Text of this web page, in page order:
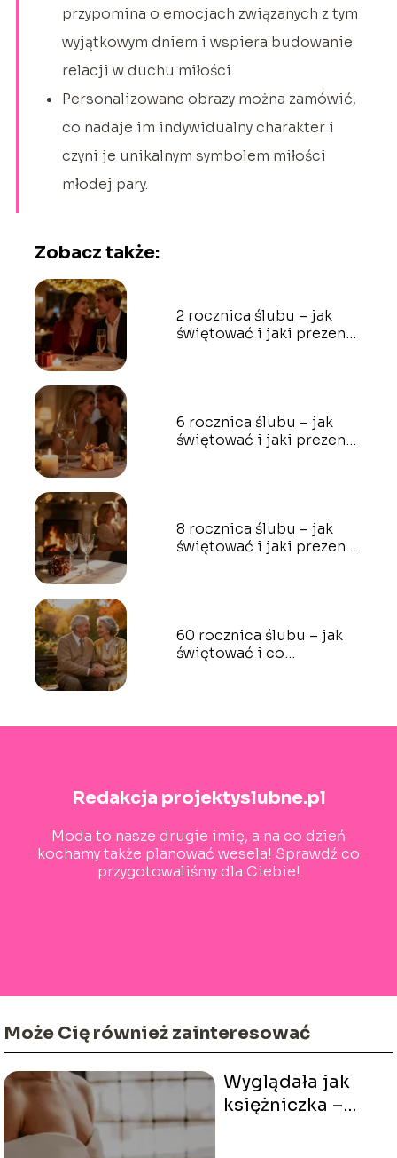
przypomina o emocjach związanych z tym
wyjątkowym dniem i wspiera budowanie
relacji w duchu miłości.
Personalizowane obrazy można zamówić,
co nadaje im indywidualny charakter i
czyni je unikalnym symbolem miłości
młodej pary.
Zobacz także:
2 rocznica ślubu – jak
świętować i jaki prezent
6 rocznica ślubu – jak
świętować i jaki prezent
8 rocznica ślubu – jak
świętować i jaki prezent
60 rocznica ślubu – jak
świętować i co
Redakcja projektyslubne.pl
Moda to nasze drugie imię, a na co dzień
kochamy także planować wesela! Sprawdź co
przygotowaliśmy dla Ciebie!
Może Cię również zainteresować
Wyglądała jak
księżniczka –